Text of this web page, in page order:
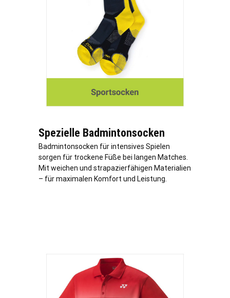
Spezielle Badmintonsocken
Badmintonsocken für intensives Spielen
sorgen für trockene Füße bei langen Matches.
Mit weichen und strapazierfähigen Materialien
– für maximalen Komfort und Leistung.